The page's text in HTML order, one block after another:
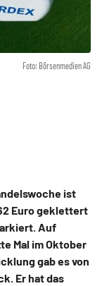
Foto: Börsenmedien AG
ist
Euro geklettert
Auf
Mal im Oktober
gab es von
Er hat das